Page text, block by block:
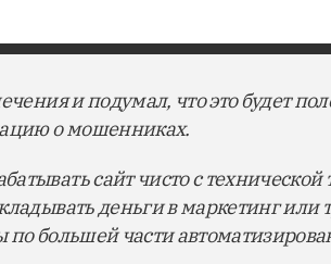
и подумал, что это будет
о мошенниках.
сайт чисто с
деньги в маркетинг или
по большей части